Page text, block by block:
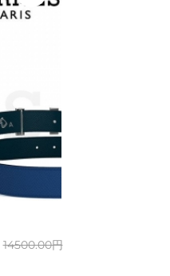
14500.00円